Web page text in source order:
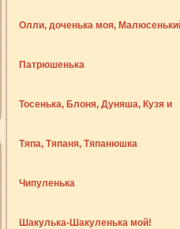
мама
Олли, доченька моя,
Крокозяблик...
Патрюшенька
Тосенька, Блоня, Дуняша, Кузя и
другие, покинувшие Тяпкин Дом
Тяпа, Тяпаня, Тяпанюшка
Чипуленька
Шакулька-Шакуленька мой!